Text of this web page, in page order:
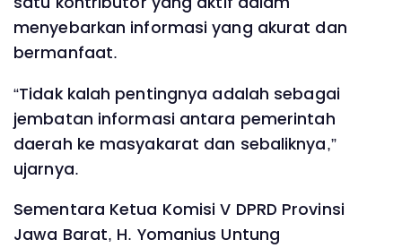
menyebarkan informasi yang akurat dan
bermanfaat.
“Tidak kalah pentingnya adalah sebagai
jembatan informasi antara pemerintah
daerah ke masyakarat dan sebaliknya,”
ujarnya.
Sementara Ketua Komisi V DPRD Provinsi
Jawa Barat, H. Yomanius Untung